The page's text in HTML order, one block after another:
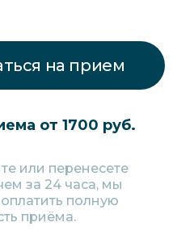
на прием
от 1700 руб.
или перенесете
за 24 часа, мы
полную
приёма.